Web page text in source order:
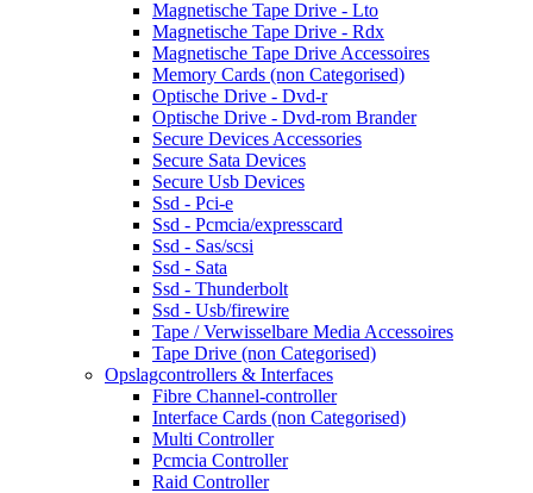
Magnetische Tape Drive - Lto
Magnetische Tape Drive - Rdx
Magnetische Tape Drive Accessoires
Memory Cards (non Categorised)
Optische Drive - Dvd-r
Optische Drive - Dvd-rom Brander
Secure Devices Accessories
Secure Sata Devices
Secure Usb Devices
Ssd - Pci-e
Ssd - Pcmcia/expresscard
Ssd - Sas/scsi
Ssd - Sata
Ssd - Thunderbolt
Ssd - Usb/firewire
Tape / Verwisselbare Media Accessoires
Tape Drive (non Categorised)
Opslagcontrollers & Interfaces
Fibre Channel-controller
Interface Cards (non Categorised)
Multi Controller
Pcmcia Controller
Raid Controller